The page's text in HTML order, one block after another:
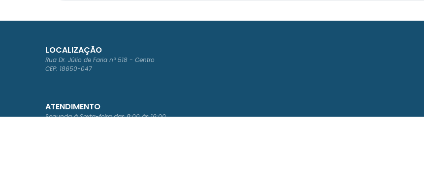
LOCALIZAÇÃO
Rua Dr. Júlio de Faria nº 518 - Centro
CEP: 18650-047
ATENDIMENTO
Segunda à Sexta-feira das 8:00 às 16:00